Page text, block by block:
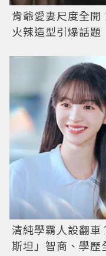
肯爺愛妻尺度全開
火辣造型引爆話題
清純學霸人設翻車
斯坦」智商、學歷